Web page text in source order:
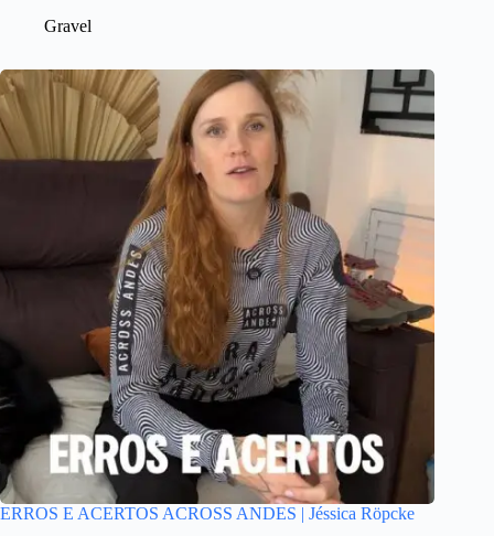
Gravel
ERROS E ACERTOS ACROSS ANDES | Jéssica Röpcke